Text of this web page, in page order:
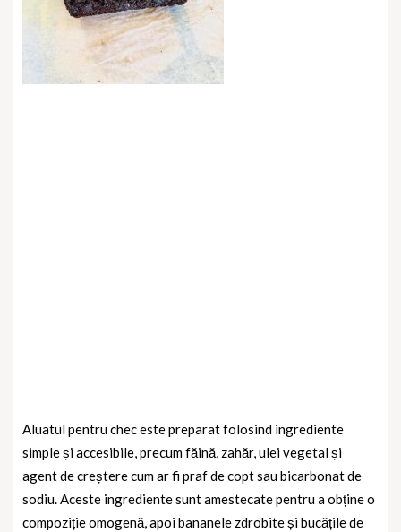
Aluatul pentru chec este preparat folosind ingrediente
simple și accesibile, precum făină, zahăr, ulei vegetal și
agent de creștere cum ar fi praf de copt sau bicarbonat de
sodiu. Aceste ingrediente sunt amestecate pentru a obține o
compoziție omogenă, apoi bananele zdrobite și bucățile de